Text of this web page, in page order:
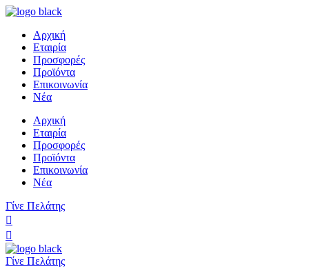
Αρχική
Εταιρία
Προσφορές
Προϊόντα
Επικοινωνία
Νέα
Αρχική
Εταιρία
Προσφορές
Προϊόντα
Επικοινωνία
Νέα
Γίνε Πελάτης
Γίνε Πελάτης